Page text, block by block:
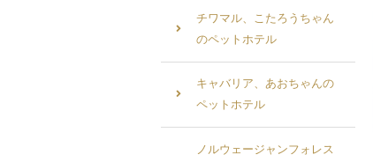
チワマル、こたろうちゃん
のペットホテル
キャバリア、あおちゃんの
ペットホテル
ノルウェージャンフォレス